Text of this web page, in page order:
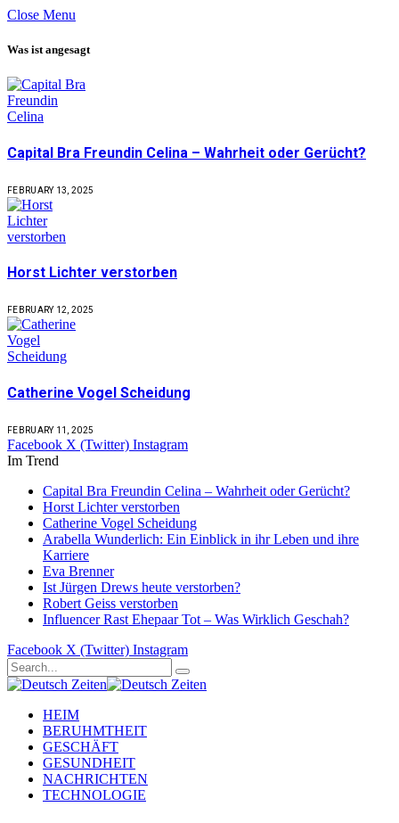
Close Menu
Was ist angesagt
Capital Bra Freundin Celina – Wahrheit oder Gerücht?
FEBRUARY 13, 2025
Horst Lichter verstorben
FEBRUARY 12, 2025
Catherine Vogel Scheidung
FEBRUARY 11, 2025
Facebook X (Twitter) Instagram
Im Trend
Capital Bra Freundin Celina – Wahrheit oder Gerücht?
Horst Lichter verstorben
Catherine Vogel Scheidung
Arabella Wunderlich: Ein Einblick in ihr Leben und ihre
Karriere
Eva Brenner
Ist Jürgen Drews heute verstorben?
Robert Geiss verstorben
Influencer Rast Ehepaar Tot – Was Wirklich Geschah?
Facebook X (Twitter) Instagram
HEIM
BERUHMTHEIT
GESCHÄFT
GESUNDHEIT
NACHRICHTEN
TECHNOLOGIE